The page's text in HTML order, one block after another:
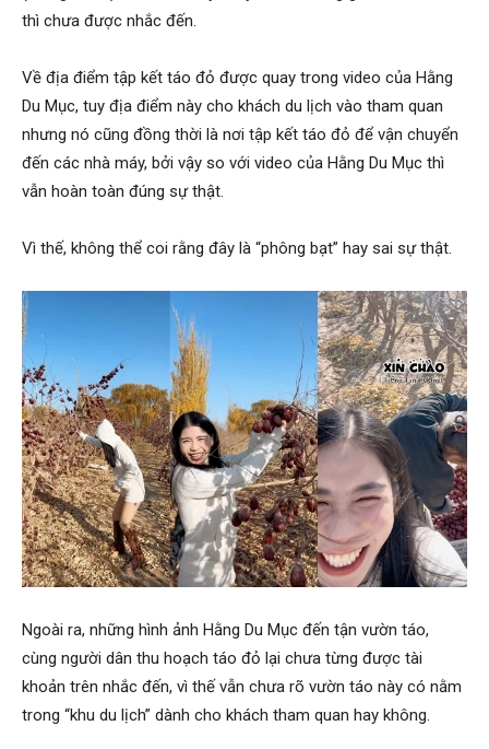
thì chưa được nhắc đến.
Về địa điểm tập kết táo đỏ được quay trong video của Hằng
Du Mục, tuy địa điểm này cho khách du lịch vào tham quan
nhưng nó cũng đồng thời là nơi tập kết táo đỏ để vận chuyển
đến các nhà máy, bởi vậy so với video của Hằng Du Mục thì
vẫn hoàn toàn đúng sự thật.
Vì thế, không thể coi rằng đây là “phông bạt” hay sai sự thật.
Ngoài ra, những hình ảnh Hằng Du Mục đến tận vườn táo,
cùng người dân thu hoạch táo đỏ lại chưa từng được tài
khoản trên nhắc đến, vì thế vẫn chưa rõ vườn táo này có nằm
trong “khu du lịch” dành cho khách tham quan hay không.